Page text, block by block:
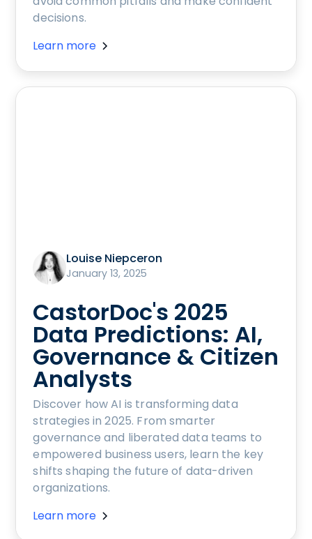
decisions.
Learn more
Louise Niepceron
January 13, 2025
CastorDoc's 2025
Data Predictions: AI,
Governance & Citizen
Analysts
Discover how AI is transforming data
strategies in 2025. From smarter
governance and liberated data teams to
empowered business users, learn the key
shifts shaping the future of data-driven
organizations.
Learn more